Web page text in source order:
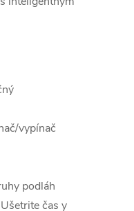
vypínač
podláh
čas y